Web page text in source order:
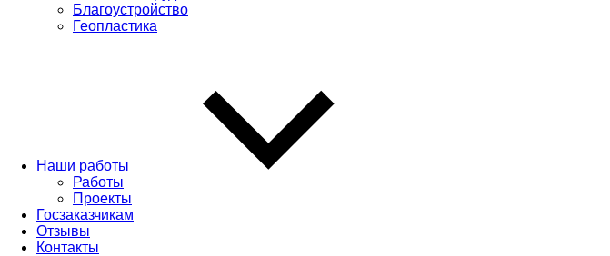
Благоустройство
Геопластика
Наши работы
Работы
Проекты
Госзаказчикам
Отзывы
Контакты